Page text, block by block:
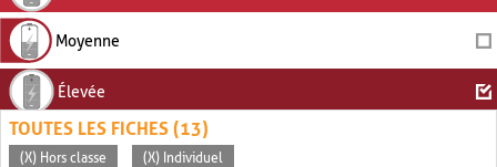
Moyenne
Élevée
TOUTES LES FICHES (13)
(X) Hors classe (X) Individuel